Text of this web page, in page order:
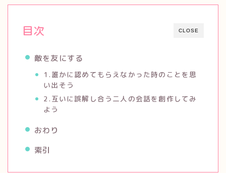
CLOSE
目次
敵を友にする
1.誰かに認めてもらえなかった時のことを思
い出そう
2.互いに誤解し合う二人の会話を創作してみ
よう
おわり
索引